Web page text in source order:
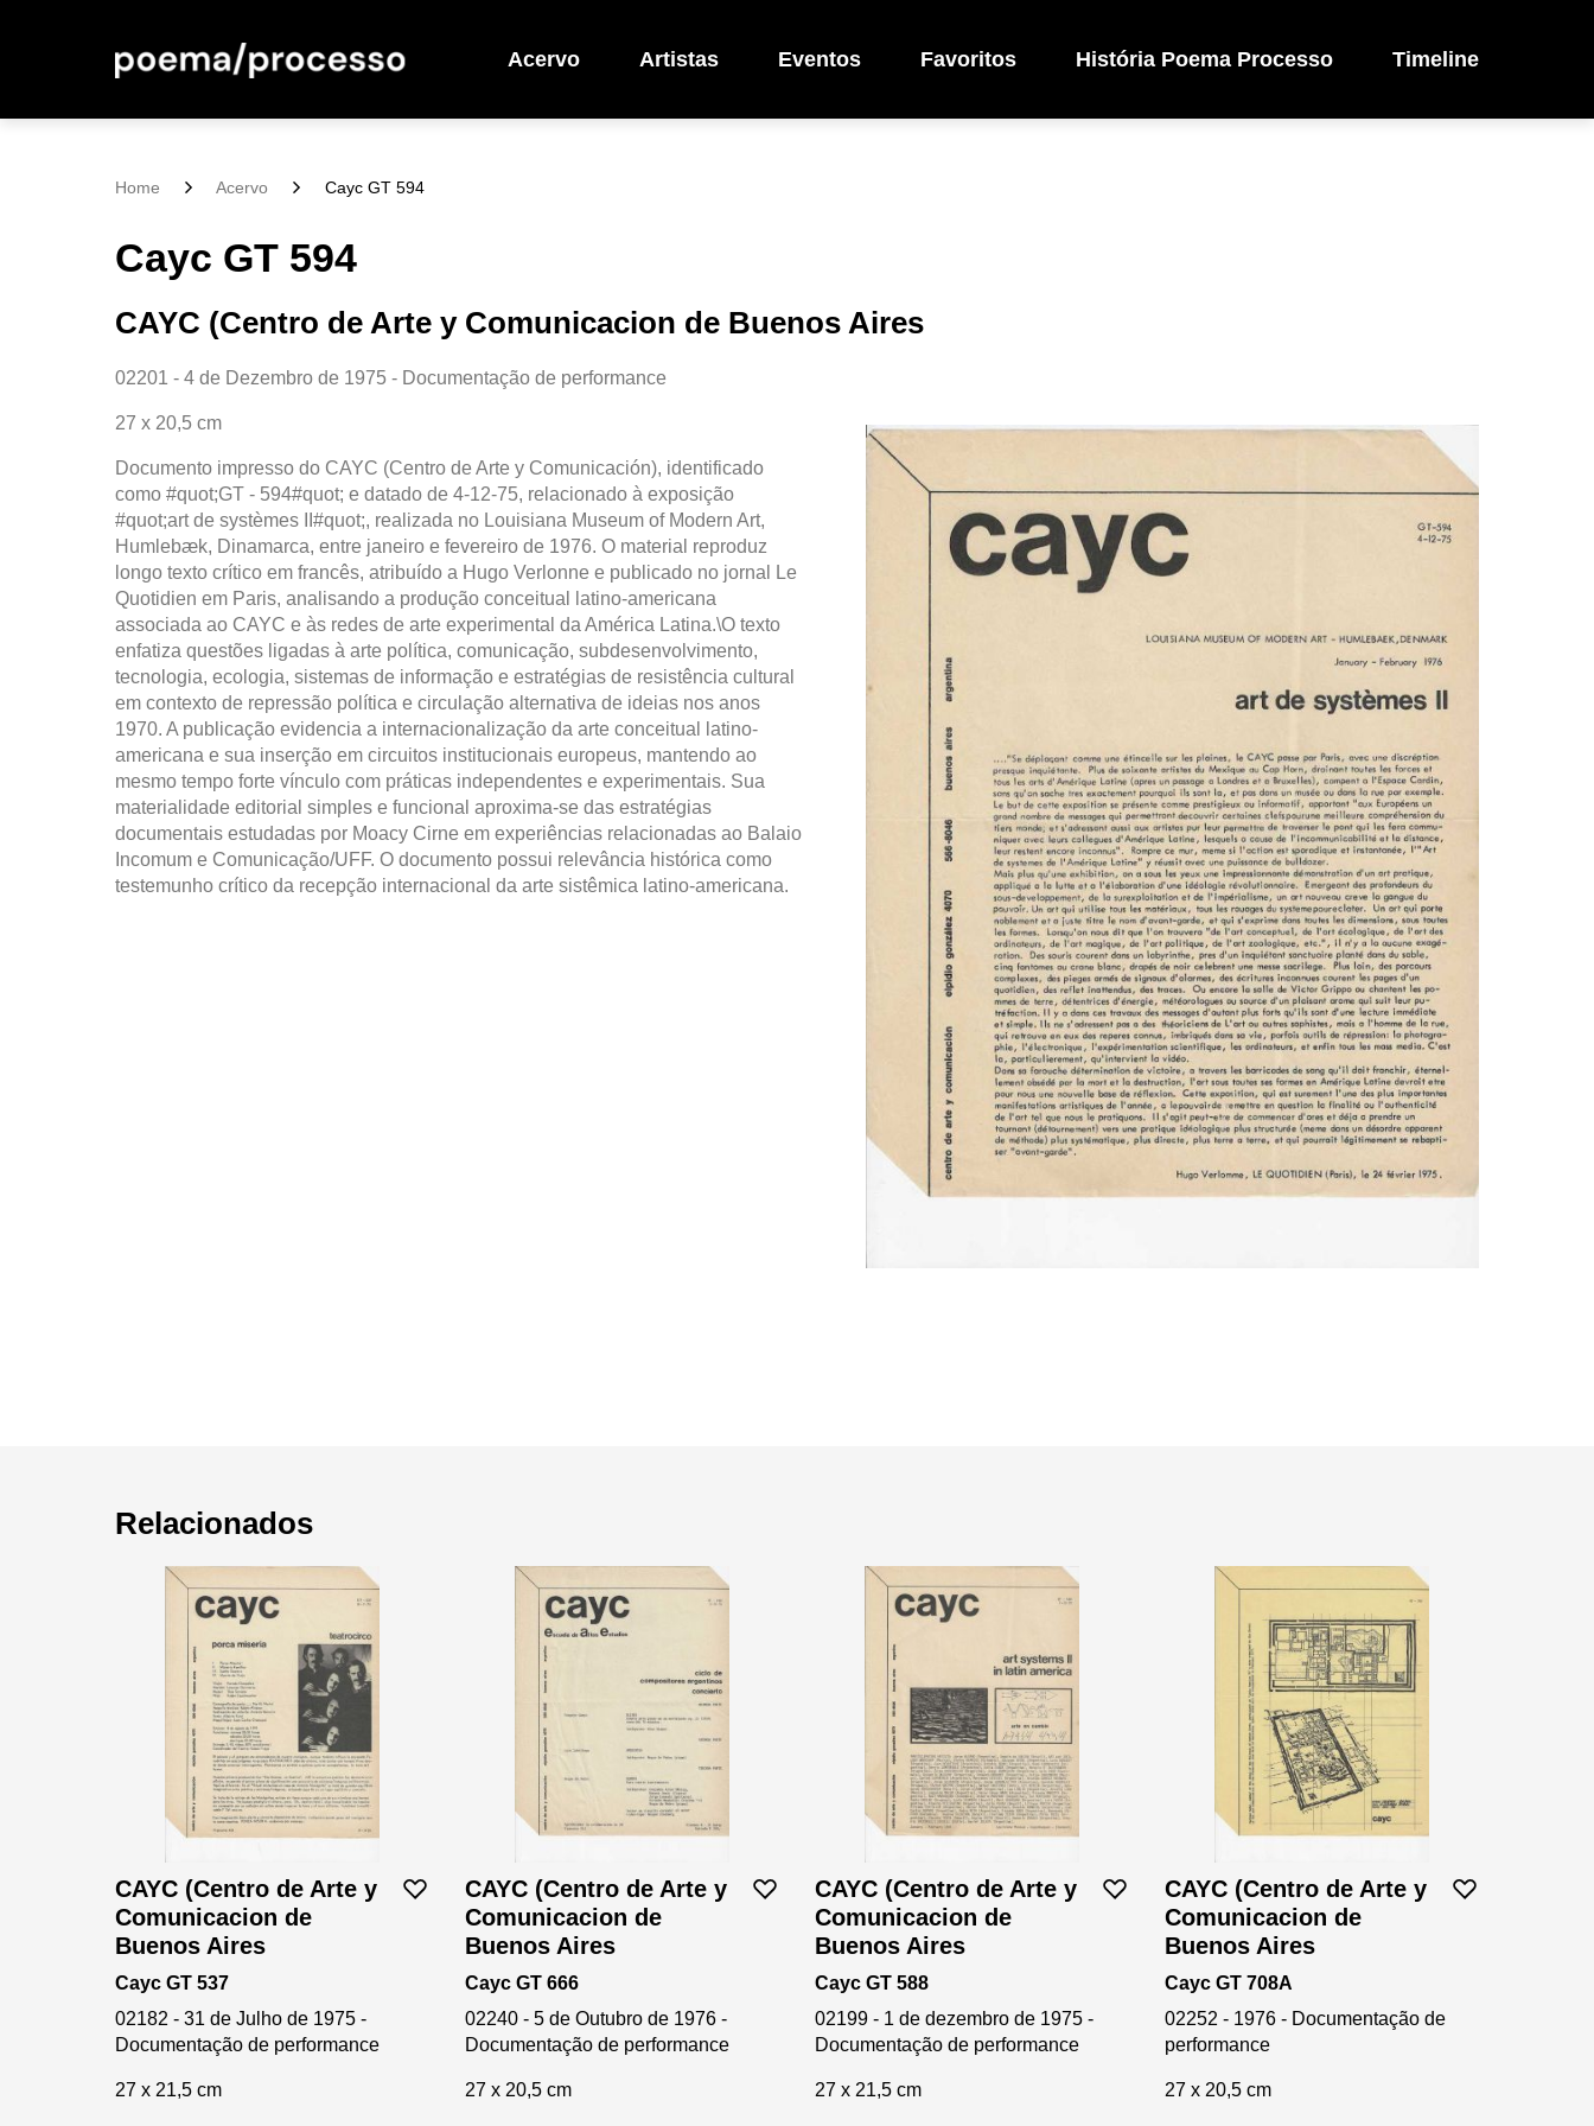
Acervo Artistas Eventos Favoritos História Poema Processo Timeline
Home Acervo Cayc GT 594
Cayc GT 594
CAYC (Centro de Arte y Comunicacion de Buenos Aires
02201 - 4 de Dezembro de 1975 - Documentação de performance
27 x 20,5 cm
Documento impresso do CAYC (Centro de Arte y Comunicación), identificado
como #quot;GT - 594#quot; e datado de 4-12-75, relacionado à exposição
#quot;art de systèmes II#quot;, realizada no Louisiana Museum of Modern Art,
Humlebæk, Dinamarca, entre janeiro e fevereiro de 1976. O material reproduz
longo texto crítico em francês, atribuído a Hugo Verlonne e publicado no jornal Le
Quotidien em Paris, analisando a produção conceitual latino-americana
associada ao CAYC e às redes de arte experimental da América Latina.\O texto
enfatiza questões ligadas à arte política, comunicação, subdesenvolvimento,
tecnologia, ecologia, sistemas de informação e estratégias de resistência cultural
em contexto de repressão política e circulação alternativa de ideias nos anos
1970. A publicação evidencia a internacionalização da arte conceitual latino-
americana e sua inserção em circuitos institucionais europeus, mantendo ao
mesmo tempo forte vínculo com práticas independentes e experimentais. Sua
materialidade editorial simples e funcional aproxima-se das estratégias
documentais estudadas por Moacy Cirne em experiências relacionadas ao Balaio
Incomum e Comunicação/UFF. O documento possui relevância histórica como
testemunho crítico da recepção internacional da arte sistêmica latino-americana.
Relacionados
CAYC (Centro de Arte y
Comunicacion de
Buenos Aires
Cayc GT 537
02182 - 31 de Julho de 1975 -
Documentação de performance
27 x 21,5 cm
CAYC (Centro de Arte y
Comunicacion de
Buenos Aires
Cayc GT 666
02240 - 5 de Outubro de 1976 -
Documentação de performance
27 x 20,5 cm
CAYC (Centro de Arte y
Comunicacion de
Buenos Aires
Cayc GT 588
02199 - 1 de dezembro de 1975 -
Documentação de performance
27 x 21,5 cm
CAYC (Centro de Arte y
Comunicacion de
Buenos Aires
Cayc GT 708A
02252 - 1976 - Documentação de
performance
27 x 20,5 cm